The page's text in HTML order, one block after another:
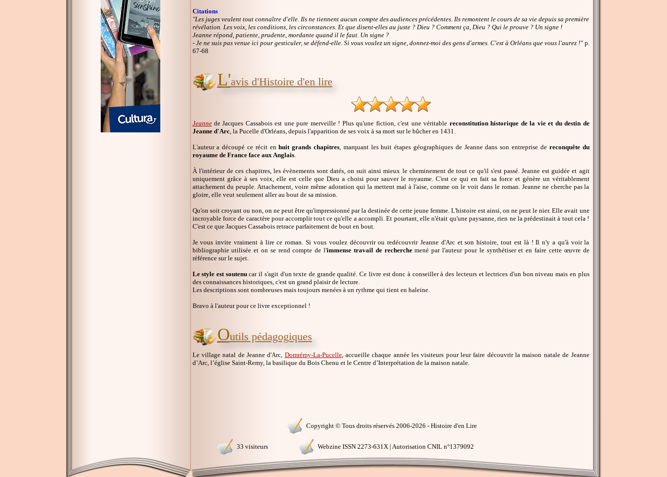
Citations
"Les juges veulent tout connaître d'elle. Ils ne tiennent aucun compte des audiences précédentes. Ils remontent le cours de sa vie depuis sa première
révélation. Les voix, les conditions, les circonstances. Et que disent-elles au juste ? Dieu ? Comment ça, Dieu ? Qui le prouve ? Un signe !
Jeanne répond, patiente, prudente, mordante quand il le faut. Un signe ?
- Je ne suis pas venue ici pour gesticuler, se défend-elle. Si vous voulez un signe, donnez-moi des gens d'armes. C'est à Orléans que vous l'aurez !"p.
67-68
L'avis d'Histoire d'en lire
Jeannede Jacques Cassabois est une pure merveille ! Plus qu'une fiction, c'est une véritable reconstitution historique de la vie et du destin de
Jeanne d'Arc, la Pucelle d'Orléans, depuis l'apparition de ses voix à sa mort sur le bûcher en 1431.
L'auteur a découpé ce récit enhuit grands chapitres, marquant les huit étapes géographiques de Jeanne dans son entreprise de reconquête du
royaume de France face aux Anglais.
À l'intérieur de ces chapitres, les évènements sont datés, on suit ainsi mieux le cheminement de tout ce qu'il s'est passé. Jeanne est guidée et agit
uniquement grâce à ses voix, elle est celle que Dieu a choisi pour sauver le royaume. C'est ce qui en fait sa force et génère un véritablement
attachement du peuple. Attachement, voire même adoration qui la mettent mal à l'aise, comme on le voit dans le roman. Jeanne ne cherche pas la
gloire, elle veut seulement aller au bout de sa mission.
Qu'on soit croyant ou non, on ne peut être qu'impressionné par la destinée de cette jeune femme. L'histoire est ainsi, on ne peut le nier. Elle avait une
incroyable force de caractère pour accomplir tout ce qu'elle a accompli. Et pourtant, elle n'était qu'une paysanne, rien ne la prédestinait à tout cela !
C'est ce que Jacques Cassabois retrace parfaitement de bout en bout.
Je vous invite vraiment à lire ce roman. Si vous voulez découvrir ou redécouvrir Jeanne d'Arc et son histoire, tout est là ! Il n'y a qu'à voir la
bibliographie utilisée et on se rend compte de l'immense travail de recherchemené par l'auteur pour le synthétiser et en faire cette œuvre de
référence sur le sujet.
Le style est soutenucar il s'agit d'un texte de grande qualité. Ce livre est donc à conseiller à des lecteurs et lectrices d'un bon niveau mais en plus
des connaissances historiques, c'est un grand plaisir de lecture.
Les descriptions sont nombreuses mais toujours menées à un rythme qui tient en haleine.
Bravo à l'auteur pour ce livre exceptionnel !
Outils pédagogiques
Le village natal de Jeanne d'Arc, Domrémy-La-Pucelle, accueille chaque année les visiteurs pour leur faire découvrir la maison natale de Jeanne
d’Arc, l’église Saint-Remy, la basilique du Bois Chenu et le Centre d’Interprétation de la maison natale.
Copyright © Tous droits réservés 2006-2026 - Histoire d'en Lire
33 visiteurs Webzine ISSN 2273-631X | Autorisation CNIL n°1379092